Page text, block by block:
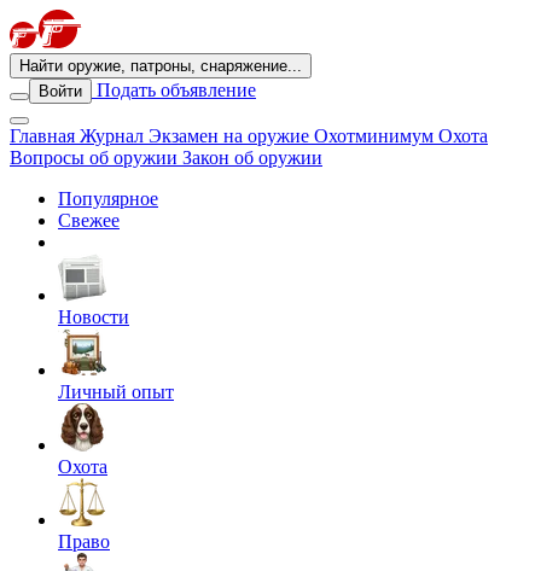
Найти оружие, патроны, снаряжение...
Войти
Подать объявление
Главная Журнал Экзамен на оружие Охотминимум Охота
Вопросы об оружии Закон об оружии
Популярное
Свежее
Новости
Личный опыт
Охота
Право